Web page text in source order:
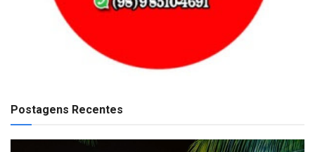
Postagens Recentes